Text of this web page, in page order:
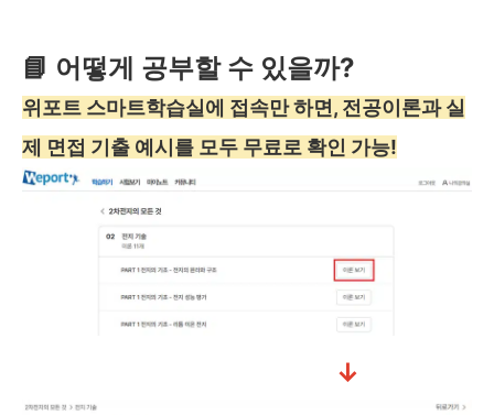
📘 어떻게 공부할 수 있을까?
위포트 스마트학습실에 접속만 하면, 전공이론과 실
제 면접 기출 예시를 모두 무료로 확인 가능!
↓